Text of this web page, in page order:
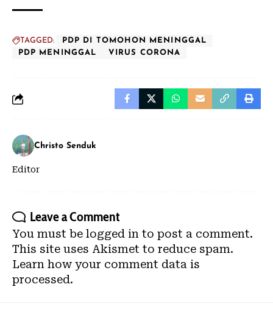
TAGGED:
PDP DI TOMOHON MENINGGAL
PDP MENINGGAL
VIRUS CORONA
Christo Senduk
Editor
Leave a Comment
You must be logged in to post a comment.
This site uses Akismet to reduce spam.
Learn how your comment data is
processed.